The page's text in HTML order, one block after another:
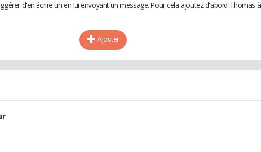
d'en écrire un en lui envoyant un message. Pour cela ajoutez d'abord Thomas à
Ajouter